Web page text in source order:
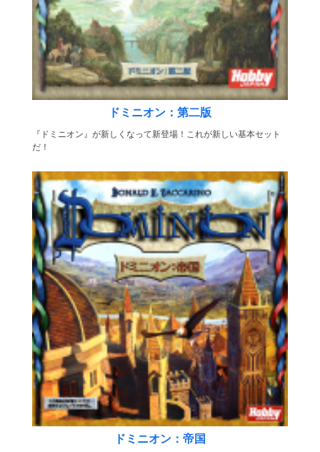
ドミニオン：第二版
『ドミニオン』が新しくなって新登場！これが新しい基本セット
だ！
ドミニオン：帝国